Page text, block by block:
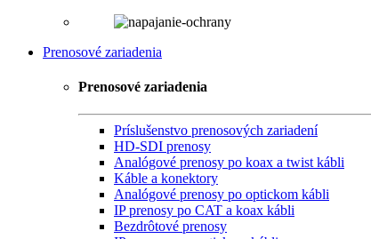
Prenosové zariadenia
Prenosové zariadenia
Príslušenstvo prenosových zariadení
HD-SDI prenosy
Analógové prenosy po koax a twist kábli
Káble a konektory
Analógové prenosy po optickom kábli
IP prenosy po CAT a koax kábli
Bezdrôtové prenosy